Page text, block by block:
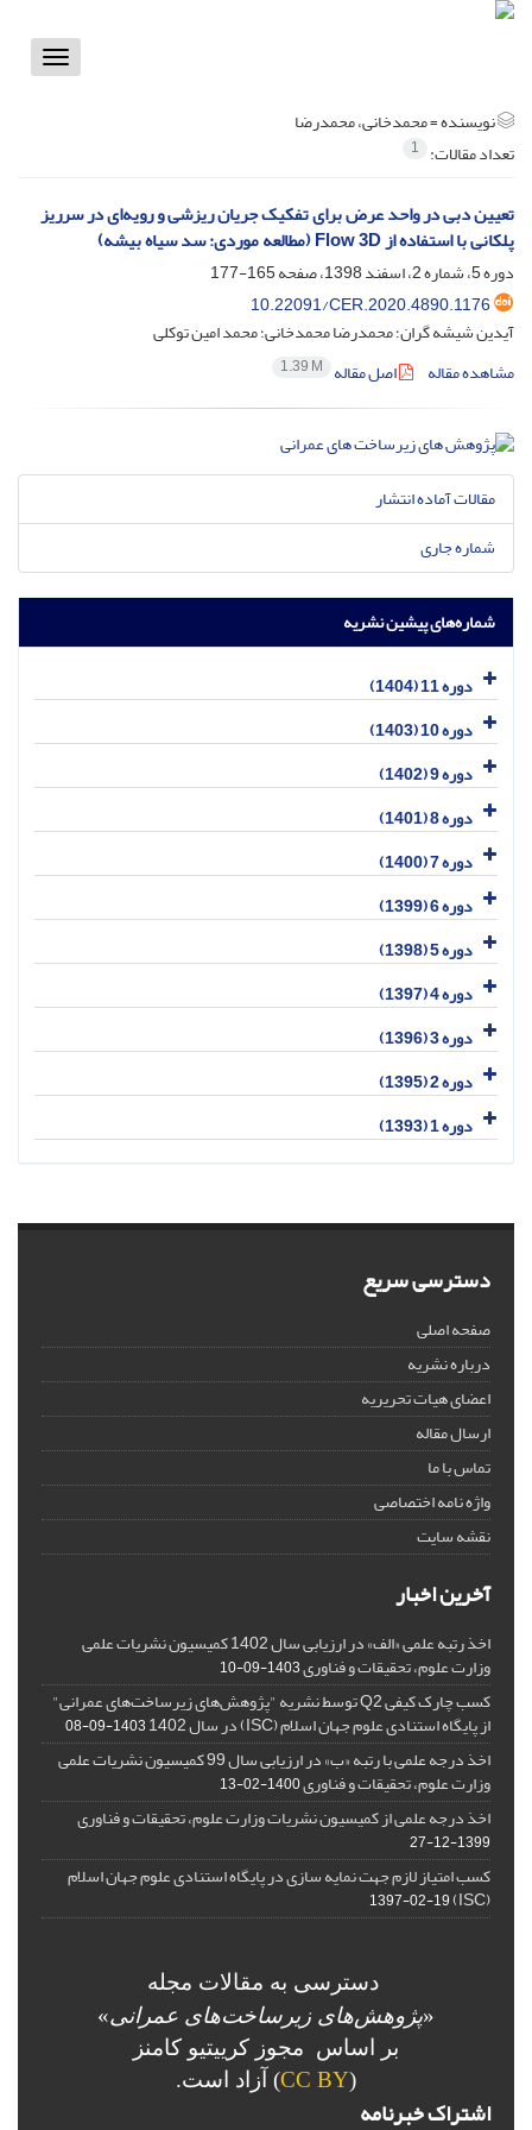
Toggle
نویسنده =محمدخانی، محمدرضا
تعداد مقالات: 1
تعیین دبی در واحد عرض برای تفکیک جریان ریزشی و رویه‌ای در سرریز
پلکانی با استفاده از Flow 3D (مطالعه موردی: سد سیاه بیشه)
دوره 5، شماره 2، اسفند 1398، صفحه
165-177
10.22091/CER.2020.4890.1176
آیدین شیشه گران؛ محمدرضا محمدخانی؛ محمد امین توکلی
مشاهده مقاله
اصل مقاله 1.39 M
مقالات آماده انتشار
شماره جاری
شماره‌های پیشین نشریه
دوره 11 (1404)
دوره 10 (1403)
دوره 9 (1402)
دوره 8 (1401)
دوره 7 (1400)
دوره 6 (1399)
دوره 5 (1398)
دوره 4 (1397)
دوره 3 (1396)
دوره 2 (1395)
دوره 1 (1393)
دسترسی سریع
صفحه اصلی
درباره نشریه
اعضای هیات تحریریه
ارسال مقاله
تماس با ما
واژه نامه اختصاصی
نقشه سایت
آخرین اخبار
اخذ رتبه علمی «الف» در ارزیابی سال 1402 کمیسیون نشریات علمی
وزارت علوم، تحقیقات و فناوری1403-09-10
کسب چارک کیفی Q2 توسط نشریه "پژوهش‌های زیرساخت‌های عمرانی"
از پایگاه استنادی علوم جهان اسلام (ISC) در سال 1402 1403-09-08
اخذ درجه علمی با رتبه «ب» در ارزیابی سال 99 کمیسیون نشریات علمی
وزارت علوم، تحقیقات و فناوری1400-02-13
اخذ درجه علمی از کمیسیون نشریات وزارت علوم، تحقیقات و فناوری
1399-12-27
کسب امتیاز لازم جهت نمایه سازی در پایگاه استنادی علوم جهان اسلام
(ISC)
1397-02-19
دسترسی به مقالات مجله
«پژوهش‌های زیرساخت‌های عمرانی»
بر اساس مجوز کرییتیو کامنز
(
CC BY) آزاد است.
اشتراک خبرنامه